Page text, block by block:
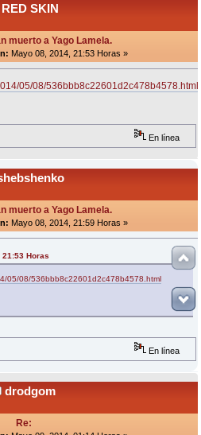
RED SKIN
muerto a Yago Lamela.
Mayo 08, 2014, 21:53 Horas »
05/08/536bbb8c22601d2c478b4578.html
En línea
muerto a Yago Lamela.
Mayo 08, 2014, 21:59 Horas »
21:53 Horas
05/08/536bbb8c22601d2c478b4578.html
En línea
drodgom
Re: